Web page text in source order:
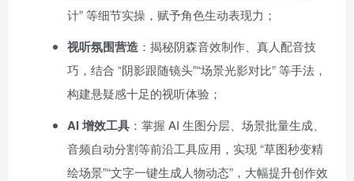
计” 等细节实操，赋予角色生动表现力；
视听氛围营造 ：揭秘阴森音效制作、真人配音技
巧，结合 “阴影跟随镜头”“场景光影对比” 等手法，
构建悬疑感十足的视听体验；
AI 增效工具 ：掌握 AI 生图分层、场景批量生成、
音频自动分割等前沿工具应用，实现 “草图秒变精
绘场景”“文字一键生成人物动态”，大幅提升创作效